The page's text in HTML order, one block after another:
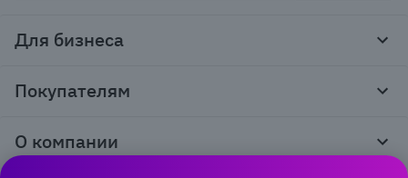
Для бизнеса
Тендеры и гос закупки
Покупателям
Пункты выдачи
О компании